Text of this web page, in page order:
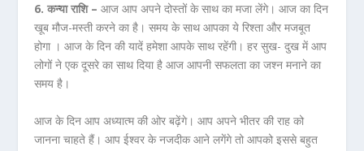
6. कन्या राशि – आज आप अपने दोस्तों के साथ का मजा लेंगे। आज का दिन
खूब मौज-मस्ती करने का है। समय के साथ आपका ये रिश्ता और मजबूत
होगा । आज के दिन की यादें हमेशा आपके साथ रहेंगी। हर सुख- दुख में आप
लोगों ने एक दूसरे का साथ दिया है आज आपनी सफलता का जश्न मनाने का
समय है।
आज के दिन आप अध्यात्म की ओर बढ़ेंगे। आप अपने भीतर की राह को
जानना चाहते हैं। आप ईश्वर के नजदीक आने लगेंगे तो आपको इससे बहुत